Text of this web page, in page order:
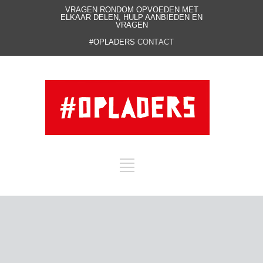
VRAGEN RONDOM OPVOEDEN MET
ELKAAR DELEN, HULP AANBIEDEN EN
VRAGEN
#OPLADERS CONTACT